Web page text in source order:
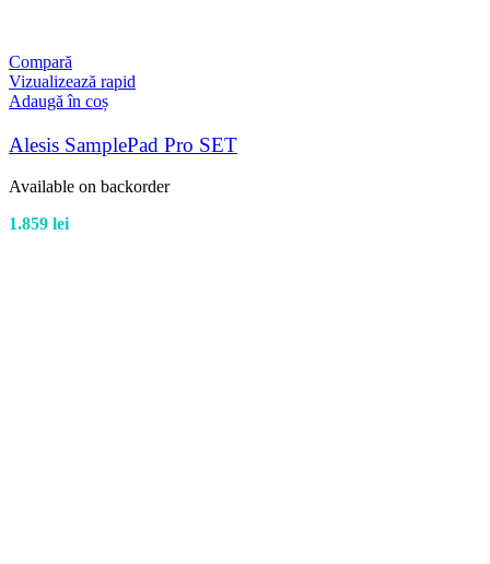
Compară
Vizualizează rapid
Adaugă în coș
Alesis SamplePad Pro SET
Available on backorder
1.859 lei